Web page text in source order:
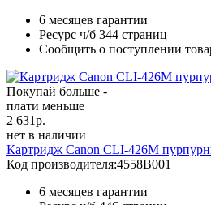
6 месяцев гарантии
Ресурс ч/б 344 страниц
Сообщить о поступлении
Покупай больше -
плати меньше
2 631р.
нет в наличии
Картридж Canon CLI-426M
Код производителя:4558B001
6 месяцев гарантии